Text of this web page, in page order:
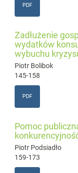
PDF
Zadłużenie
wydatków
wybuchu
Piotr Bolibok
145-158
PDF
Pomoc
Piotr Podsiadło
159-173